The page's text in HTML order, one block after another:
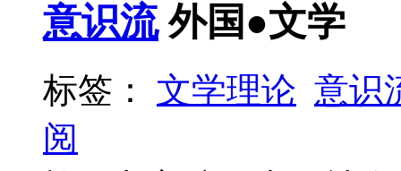
意识流 外国●文学
标签： 文学理论 意识
阅